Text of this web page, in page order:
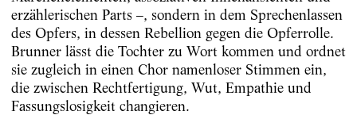
erzählerischen Parts –, sondern in dem Sprechenlassen
des Opfers, in dessen Rebellion gegen die Opferrolle.
Brunner lässt die Tochter zu Wort kommen und ordnet
sie zugleich in einen Chor namenloser Stimmen ein,
die zwischen Rechtfertigung, Wut, Empathie und
Fassungslosigkeit changieren.